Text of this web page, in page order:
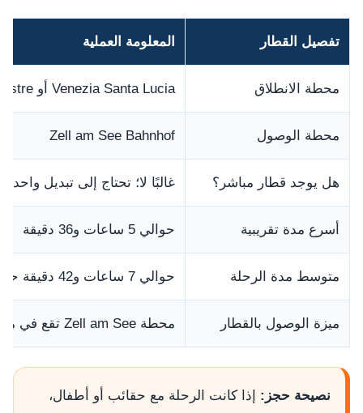
تفصيل القطار المعلومة العملية
محطة الانطلاق Venezia Santa Lucia أو Venezia Mestre حسب مكان السكن
محطة الوصول Zell am See Bahnhof
هل يوجد قطار مباشر؟ غالبًا لا؛ تحتاج إلى تبديل واحد
أسرع مدة تقريبية حوالي 5 ساعات و36 دقيقة
متوسط مدة الرحلة حوالي 7 ساعات و42 دقيقة حسب الجداول والتبديلات
ميزة الوصول بالقطار محطة Zell am See تقع في مركز المدينة وقريبة من الفنادق والمطاعم
نصيحة حجز: إذا كانت الرحلة مع حقائب أو أطفال،